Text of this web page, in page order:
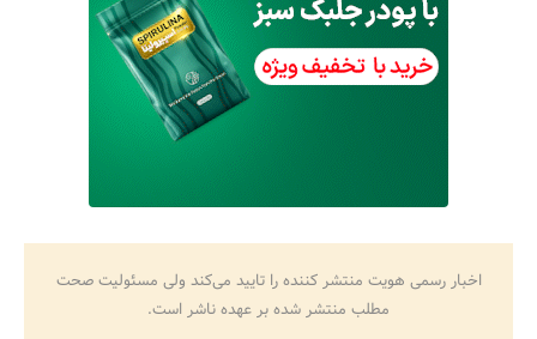
اخبار رسمی هویت منتشر کننده را تایید می‌کند ولی مسئولیت صحت
مطلب منتشر شده بر عهده ناشر است.